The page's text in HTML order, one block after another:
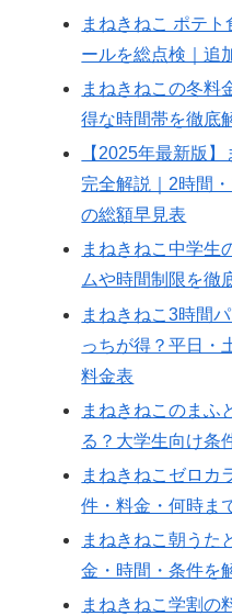
まねきねこ ポテ
ールを総点検｜追
まねきねこの冬料
得な時間帯を徹底
【2025年最新版
完全解説｜2時間
の総額早見表
まねきねこ中学生
ムや時間制限を徹
まねきねこ3時間
っちが得？平日・
料金表
まねきねこのまふ
る？大学生向け条
まねきねこゼロカ
件・料金・何時ま
まねきねこ朝うた
金・時間・条件を
まねきねこ学割の